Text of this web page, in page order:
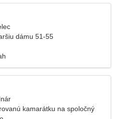
dámu 51-55
kamarátku na spoločný